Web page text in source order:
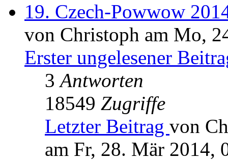
19. Czech-Powwow
von Christoph am Mo,
Erster ungelesener
3Antworten
18549 Zugriffe
Letzter Beitrag von
am Fr, 28. Mär 2014,